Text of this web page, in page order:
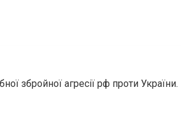
збройної агресії рф проти України.